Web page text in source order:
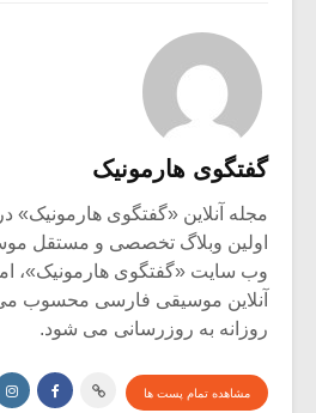
گفتگوی هارمونیک
اولین وبلاگ تخصصی و مستقل
وب سایت «گفتگوی هارمونیک»،
آنلاین موسیقی فارسی محسوب
روزانه به روزرسانی می شود.
مشاهده تمام پست ها